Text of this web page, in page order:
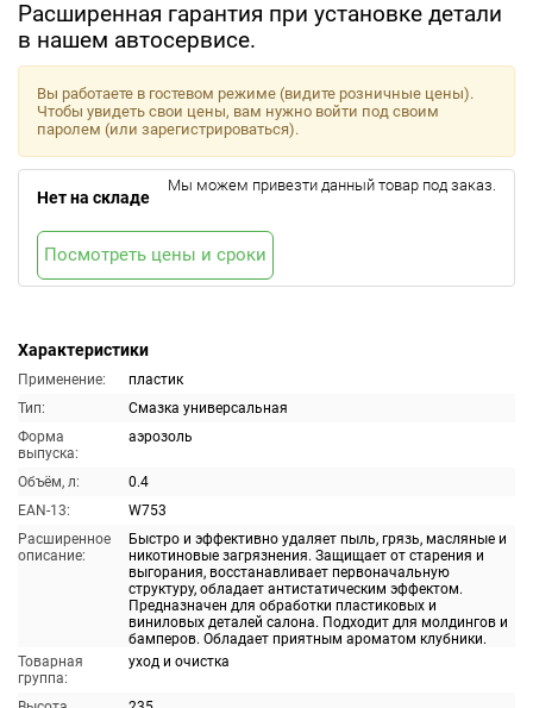
Расширенная гарантия при установке детали
в нашем автосервисе.
Характеристики
Применение:
пластик
Тип:
Смазка универсальная
Форма
выпуска:
аэрозоль
Объём, л:
0.4
EAN-13:
W753
Расширенное
описание:
Быстро и эффективно удаляет пыль, грязь, масляные и
никотиновые загрязнения. Защищает от старения и
выгорания, восстанавливает первоначальную
структуру, обладает антистатическим эффектом.
Предназначен для обработки пластиковых и
виниловых деталей салона. Подходит для молдингов и
бамперов. Обладает приятным ароматом клубники.
Товарная
группа:
уход и очистка
Вы работаете в гостевом режиме (видите розничные цены).
Чтобы увидеть свои цены, вам нужно войти под своим
паролем (или зарегистрироваться).
Нет на складе
Мы можем привезти данный товар под заказ.
Посмотреть цены и сроки